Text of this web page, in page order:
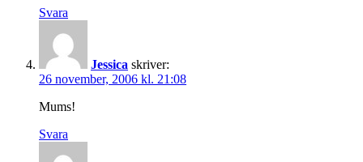
Svara
Jessica skriver:
26 november, 2006 kl. 21:08
Mums!
Svara